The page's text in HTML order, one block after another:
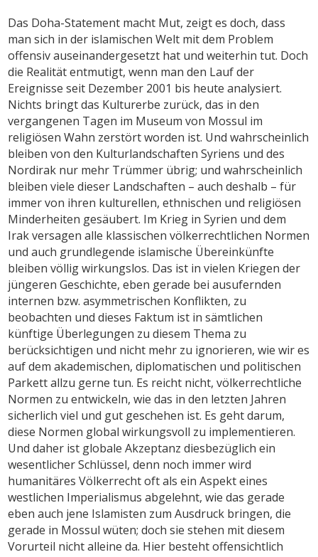
Das Doha-Statement macht Mut, zeigt es doch, dass
man sich in der islamischen Welt mit dem Problem
offensiv auseinandergesetzt hat und weiterhin tut. Doch
die Realität entmutigt, wenn man den Lauf der
Ereignisse seit Dezember 2001 bis heute analysiert.
Nichts bringt das Kulturerbe zurück, das in den
vergangenen Tagen im Museum von Mossul im
religiösen Wahn zerstört worden ist. Und wahrscheinlich
bleiben von den Kulturlandschaften Syriens und des
Nordirak nur mehr Trümmer übrig; und wahrscheinlich
bleiben viele dieser Landschaften – auch deshalb – für
immer von ihren kulturellen, ethnischen und religiösen
Minderheiten gesäubert. Im Krieg in Syrien und dem
Irak versagen alle klassischen völkerrechtlichen Normen
und auch grundlegende islamische Übereinkünfte
bleiben völlig wirkungslos. Das ist in vielen Kriegen der
jüngeren Geschichte, eben gerade bei ausufernden
internen bzw. asymmetrischen Konflikten, zu
beobachten und dieses Faktum ist in sämtlichen
künftige Überlegungen zu diesem Thema zu
berücksichtigen und nicht mehr zu ignorieren, wie wir es
auf dem akademischen, diplomatischen und politischen
Parkett allzu gerne tun. Es reicht nicht, völkerrechtliche
Normen zu entwickeln, wie das in den letzten Jahren
sicherlich viel und gut geschehen ist. Es geht darum,
diese Normen global wirkungsvoll zu implementieren.
Und daher ist globale Akzeptanz diesbezüglich ein
wesentlicher Schlüssel, denn noch immer wird
humanitäres Völkerrecht oft als ein Aspekt eines
westlichen Imperialismus abgelehnt, wie das gerade
eben auch jene Islamisten zum Ausdruck bringen, die
gerade in Mossul wüten; doch sie stehen mit diesem
Vorurteil nicht alleine da. Hier besteht offensichtlich